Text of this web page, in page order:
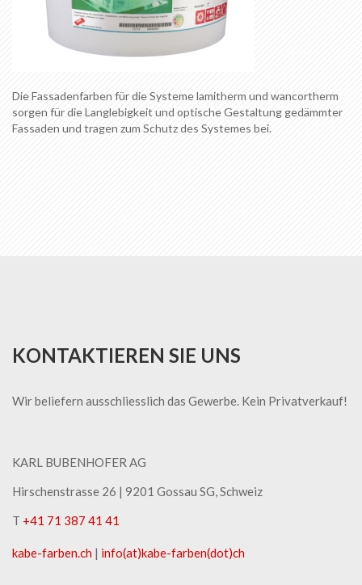
Die Fassadenfarben für die Systeme lamitherm und wancortherm
sorgen für die Langlebigkeit und optische Gestaltung gedämmter
Fassaden und tragen zum Schutz des Systemes bei.
KONTAKTIEREN SIE UNS
Wir beliefern ausschliesslich das Gewerbe. Kein Privatverkauf!
KARL BUBENHOFER AG
Hirschenstrasse 26 | ​9201 Gossau SG, Schweiz
T +41 71 387 41 41
kabe-​farben.ch | info(at)kabe-​farben(dot)ch